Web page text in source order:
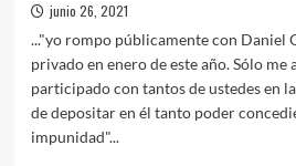
junio 26, 2021
..."yo rompo públicamente con Daniel
privado en enero de este año. Sólo
participado con tantos de ustedes en
de depositar en él tanto poder
impunidad"...